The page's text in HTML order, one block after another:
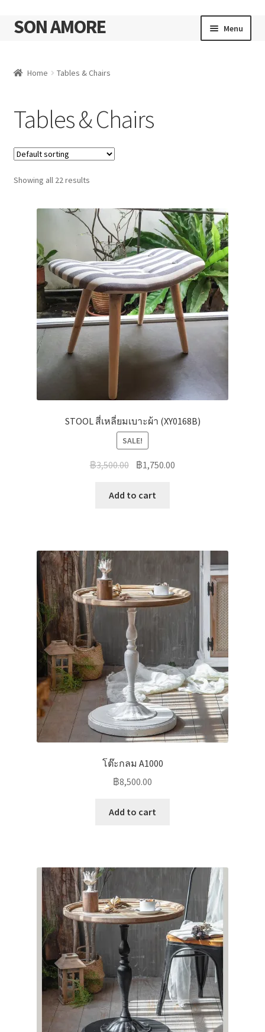
Skip
to
Skip
to
SON AMORE Menu
Home Tables & Chairs
Tables & Chairs
Showing all 22 results
STOOL สี่เหลี่ยมเบาะผ้า (XY0168B)
SALE!
฿3,500.00 ฿1,750.00
Add to cart
โต๊ะกลม A1000
฿8,500.00
Add to cart